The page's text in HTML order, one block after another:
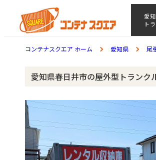
愛
ト
コンテナスクエア ホーム 愛知県 尾
愛知県春日井市の屋外型トランク